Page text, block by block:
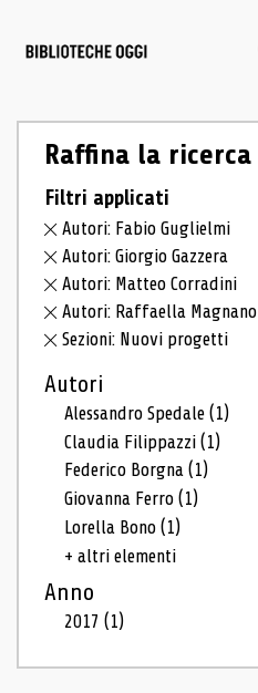
Raffina la ricerca
Filtri applicati
Autori: Fabio Guglielmi
Autori: Giorgio Gazzera
Autori: Matteo Corradini
Autori: Raffaella Magnano
Sezioni: Nuovi progetti
Autori
Alessandro Spedale(1)
Claudia Filippazzi(1)
Federico Borgna(1)
Giovanna Ferro(1)
Lorella Bono(1)
+ altri elementi
Anno
2017(1)